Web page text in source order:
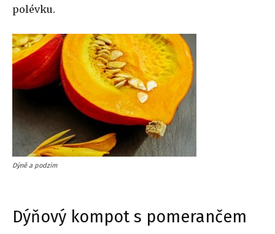
polévku.
Dýně a podzim
Dýňový kompot s pomerančem